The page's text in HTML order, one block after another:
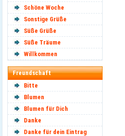
Schöne Woche
Sonstige Grüße
Süße Grüße
Süße Träume
Willkommen
Freundschaft
Bitte
Blumen
Blumen für Dich
Danke
Danke für dein Eintrag